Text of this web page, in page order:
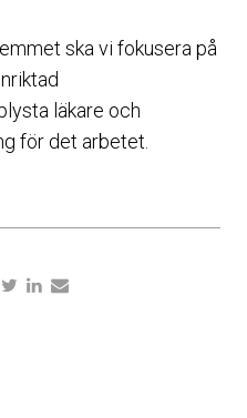
ska vi fokusera på
läkare och
för det arbetet.